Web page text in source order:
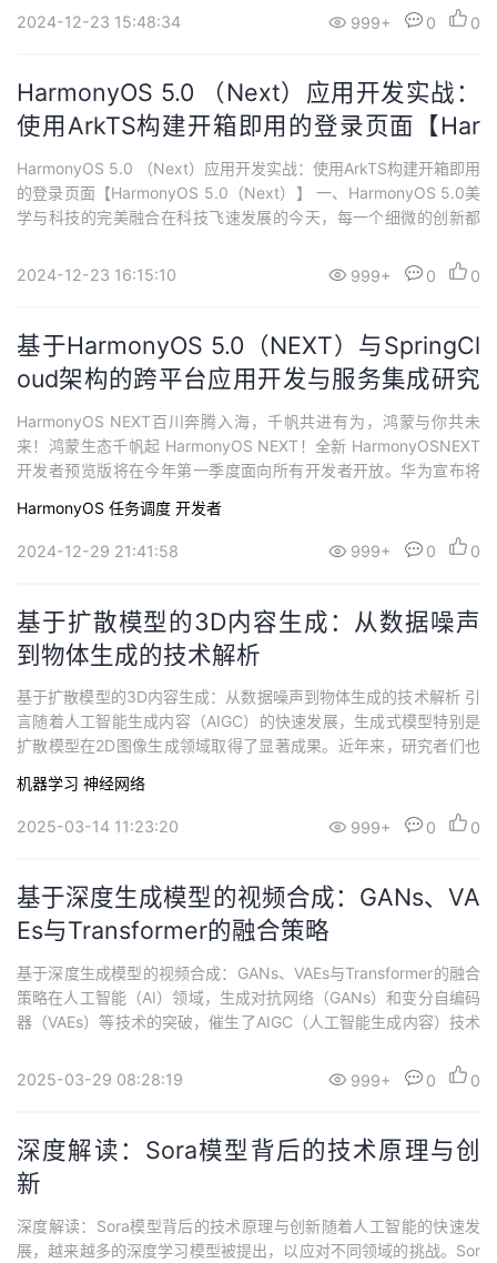
航提升56分钟，有效提升了设备的续航时间。全新设计：...
2024-12-23 15:48:34 999+ 0 0
HarmonyOS 5.0 （Next）应用开发实战：
使用ArkTS构建开箱即用的登录页面【Har
monyOS 5.0（Next
HarmonyOS 5.0 （Next）应用开发实战：使用ArkTS构建开箱即用
的登录页面【HarmonyOS 5.0（Next）】 一、HarmonyOS 5.0美
学与科技的完美融合在科技飞速发展的今天，每一个细微的创新都
yOS 5.0（Next）这一里程碑式的操作系统升级，向我们展示了科
2024-12-23 16:15:10 999+ 0 0
基于HarmonyOS 5.0（NEXT）与SpringCl
oud架构的跨平台应用开发与服务集成研究
【实战】
HarmonyOS NEXT百川奔腾入海，千帆共进有为，鸿蒙与你共未
来！鸿蒙生态千帆起 HarmonyOS NEXT！全新 HarmonyOSNEXT
开发者预览版将在今年第一季度面向所有开发者开放。华为宣布将
和 HarmonyOS NEXT 进阶新篇章。2023年8月4日，华为正式发布
了HarmonyOS NEX...
HarmonyOS 任务调度 开发者
2024-12-29 21:41:58 999+ 0 0
基于扩散模型的3D内容生成：从数据噪声
到物体生成的技术解析
基于扩散模型的3D内容生成：从数据噪声到物体生成的技术解析 引
言随着人工智能生成内容（AIGC）的快速发展，生成式模型特别是
扩散模型在2D图像生成领域取得了显著成果。近年来，研究者们也
容生成不仅能在虚拟现实、游戏设计、电影制作等领域发挥重要作
用，还能够推动数字艺术、建筑设计等行业的发展。本文将深入探
机器学习 神经网络
2025-03-14 11:23:20 999+ 0 0
基于深度生成模型的视频合成：GANs、VA
Es与Transformer的融合策略
基于深度生成模型的视频合成：GANs、VAEs与Transformer的融合
策略在人工智能（AI）领域，生成对抗网络（GANs）和变分自编码
器（VAEs）等技术的突破，催生了AIGC（人工智能生成内容）技术
够生成高质量的动态视频内容，打破了传统视频创作的限制，并在
2025-03-29 08:28:19 999+ 0 0
深度解读：Sora模型背后的技术原理与创
新
深度解读：Sora模型背后的技术原理与创新随着人工智能的快速发
展，越来越多的深度学习模型被提出，以应对不同领域的挑战。Sor